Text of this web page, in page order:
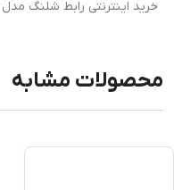
خرید اینترنتی رابط شلنگ مدل 3/4 مجموعه 4 عددی با رنگبندی
محصولات مشابه